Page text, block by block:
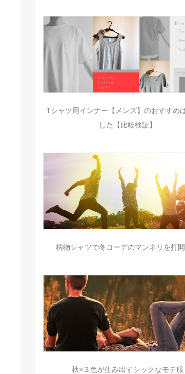
Tシャツ用インナー【メンズ】のおすすめ
した【比較検証】
柄物シャツで冬コーデのマンネリを打
秋×３色が生み出すシックなモテ服